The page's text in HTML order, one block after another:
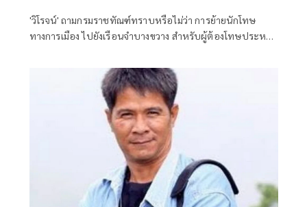
'วิโรจน์' ถามกรมราชทัณฑ์ทราบหรือไม่ว่า การย้ายนักโทษ
ทางการเมือง ไปยังเรือนจำบางขวาง สำหรับผู้ต้องโทษประหาร
ร่วมเป็นสมาชิก OECD ของประเทศไทย กสม.ก็เตือนแล้วว่าจะ
เข้าข่ายละเมิดสิทธิมนุษยชน